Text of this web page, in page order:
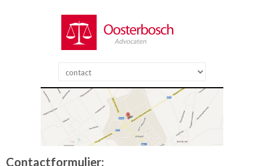
Contactformulier: